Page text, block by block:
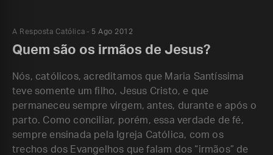
A Resposta Católica 5 Ago 2012
Quem são os irmãos de Jesus?
Nós, católicos, acreditamos que Maria Santíssima
teve somente um filho, Jesus Cristo, e que
permaneceu sempre virgem, antes, durante e após o
parto. Como conciliar, porém, essa verdade de fé,
sempre ensinada pela Igreja Católica, com os
trechos dos Evangelhos que falam dos “irmãos” de